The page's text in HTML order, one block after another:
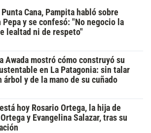
Punta Cana, Pampita habló sobre
Pepa y se confesó: "No negocio la
lealtad ni de respeto"
Awada mostró cómo construyó su
en La Patagonia: sin talar
árbol y de la mano de su cuñado
hoy Rosario Ortega, la hija de
y Evangelina Salazar, tras su